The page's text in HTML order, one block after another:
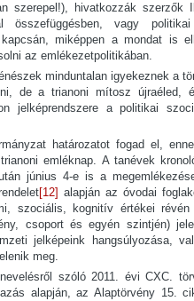
szerepel!), hivatkozzák szerzők
összefüggésben, vagy
miképpen a mondat is
az emlékezetpolitikában.
minduntalan igyekeznek a
de a trianoni mítosz újraéled,
jelképrendszere a politikai
határozatot fogad el,
emléknap. A tanévek
június 4-e is a
[12] alapján az óvodai
szociális, kognitív értékei
csoport és egyén szintjén)
jelképeink hangsúlyozása,
meg.
szóló 2011. évi CXC.
alapján, az Alaptörvény 15.